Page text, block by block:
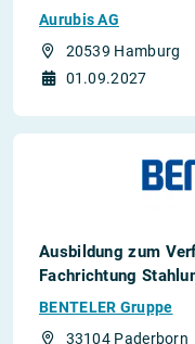
Aurubis AG
20539 Hamburg
01.09.2027
Ausbildung zum
Fachrichtung
BENTELER Gruppe
33104 Paderborn